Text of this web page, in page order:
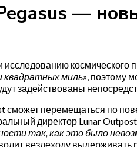
—
квадратных миль», поэтому
задействованы
сможет перемещаться по
директор Lunar
так, как это было
вездеходу